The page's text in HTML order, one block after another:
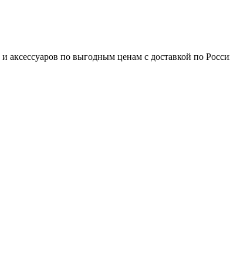
аксессуаров по выгодным ценам с доставкой по